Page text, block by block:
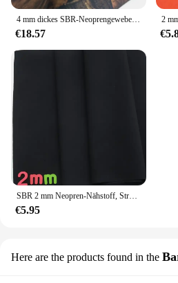
4 mm dickes SBR-Neoprengewebe, weich, elastisch, stoßfest, bunt, zum Tauchen, doppelseitiges Verbundtuch, Sportschutzausrüstung, Surfen
€18.57
SBR 2 mm Neopren-Nähstoff, Stretch-Polyester-Gewebe, wasserdicht, winddicht, Rucksack, Sportschutzausrüstung
€5.95
Here are the products found in the